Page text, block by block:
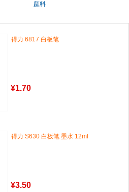
颜料
得力 6817 白板笔
¥1.70
得力 S630 白板笔 墨水 12ml
¥3.50